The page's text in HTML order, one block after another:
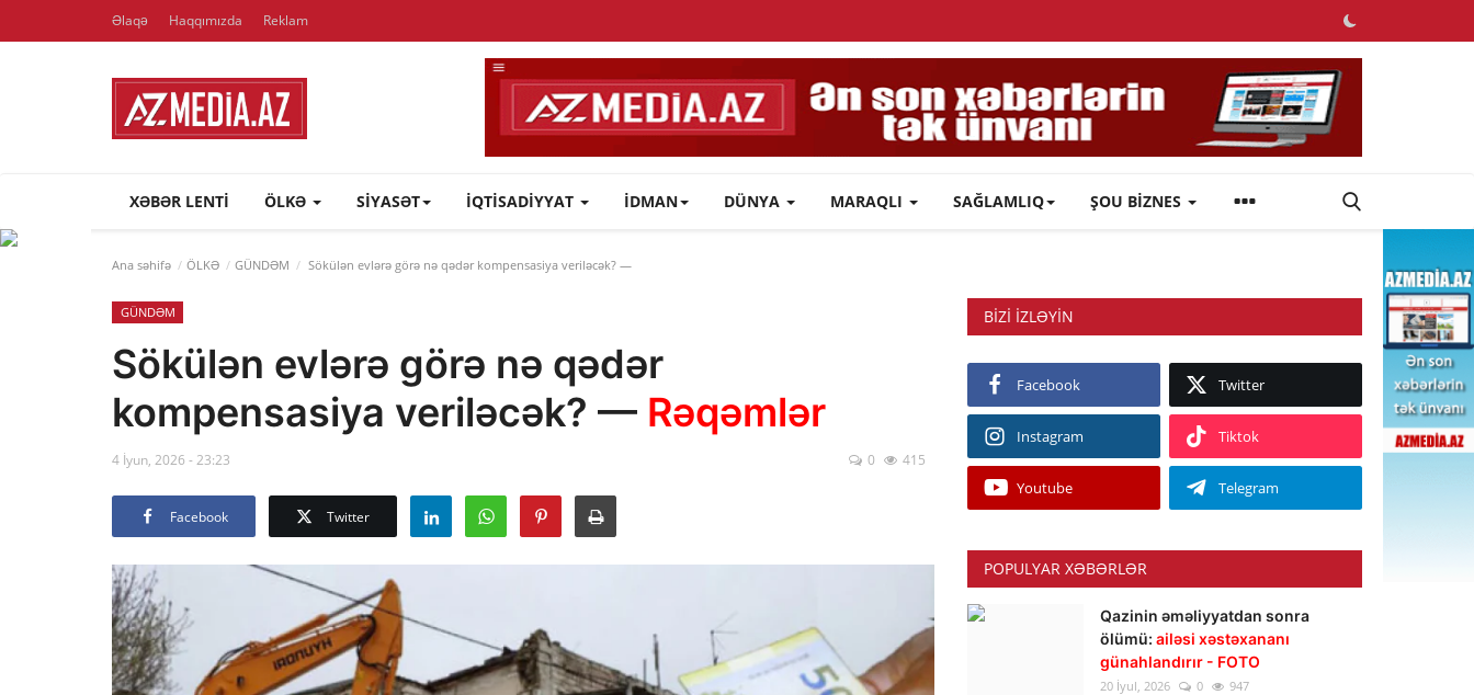
Əlaqə Haqqımızda Reklam
XƏBƏR LENTI ÖLKƏ SİYASƏT İQTİSADİYYAT İDMAN DÜNYA MARAQLI SAĞLAMLIQ ŞOU BİZNES
Ana səhifə ÖLKƏ GÜNDƏM Sökülən evlərə görə nə qədər kompensasiya veriləcək? —
GÜNDƏM
Sökülən evlərə görə nə qədər
kompensasiya veriləcək? — Rəqəmlər
4 İyun, 2026 - 23:23 0 415
Facebook Twitter
BIZI IZLƏYIN
Facebook Twitter
Instagram Tiktok
Youtube Telegram
POPULYAR XƏBƏRLƏR
Qazinin əməliyyatdan sonra
ölümü: ailəsi xəstəxananı
günahlandırır - FOTO
20 İyul, 2026 0 947